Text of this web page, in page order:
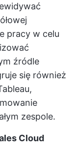
pracy w celu
źródle
się również
zespole.
Cloud